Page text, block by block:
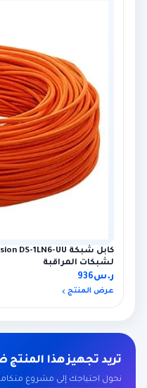
لشبكات المراقبة
ر.س936
عرض المنتج
تريد تجهيز هذا
نحول احتياجك إلى مشروع